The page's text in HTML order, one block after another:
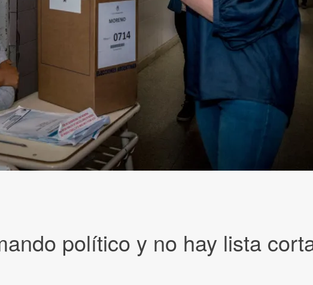
político y no hay lista